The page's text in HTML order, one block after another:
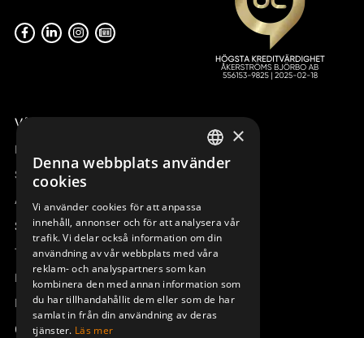
Våra radiostyrningar – översikt
Remotus
Sesam
Access_Ctrl
Support
Teknisk support
Boka service
Manualer och videoinstruktioner
Om Åkerströms
SWEDISH
DEUTSCH
×
Denna webbplats använder
cookies
Vi använder cookies för att anpassa
innehåll, annonser och för att analysera vår
trafik. Vi delar också information om din
användning av vår webbplats med våra
reklam- och analyspartners som kan
kombinera den med annan information som
du har tillhandahållit dem eller som de har
samlat in från din användning av deras
tjänster. Läs mer